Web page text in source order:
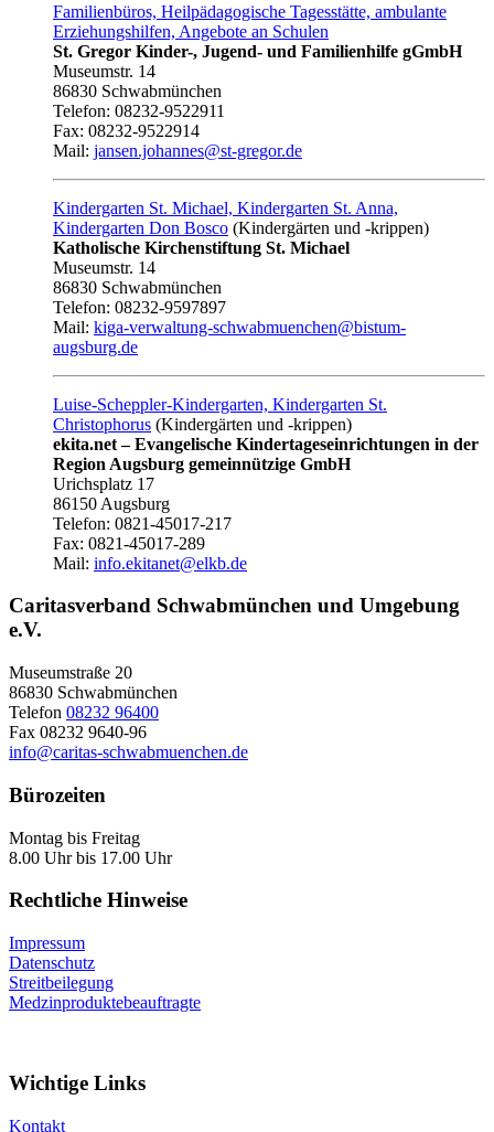
Familienbüros, Heilpädagogische Tagesstätte, ambulante
Erziehungshilfen, Angebote an Schulen
St. Gregor Kinder-, Jugend- und Familienhilfe gGmbH
Museumstr. 14
86830 Schwabmünchen
Telefon: 08232-9522911
Fax: 08232-9522914
Mail: jansen.johannes@st-gregor.de
Kindergarten St. Michael, Kindergarten St. Anna,
Kindergarten Don Bosco (Kindergärten und -krippen)
Katholische Kirchenstiftung St. Michael
Museumstr. 14
86830 Schwabmünchen
Telefon: 08232-9597897
Mail: kiga-verwaltung-schwabmuenchen@bistum-
augsburg.de
Luise-Scheppler-Kindergarten, Kindergarten St.
Christophorus (Kindergärten und -krippen)
ekita.net – Evangelische Kindertageseinrichtungen in der
Region Augsburg gemeinnützige GmbH
Urichsplatz 17
86150 Augsburg
Telefon: 0821-45017-217
Fax: 0821-45017-289
Mail: info.ekitanet@elkb.de
Caritasverband Schwabmünchen und Umgebung
e.V.
Museumstraße 20
86830 Schwabmünchen
Telefon 08232 96400
Fax 08232 9640-96
info@caritas-schwabmuenchen.de
Bürozeiten
Montag bis Freitag
8.00 Uhr bis 17.00 Uhr
Rechtliche Hinweise
Impressum
Datenschutz
Streitbeilegung
Medzinproduktebeauftragte
Wichtige Links
Kontakt